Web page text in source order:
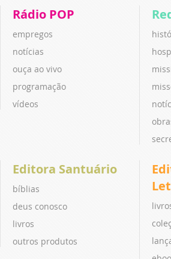
Rádio POP
empregos
notícias
ouça ao vivo
programação
vídeos
Editora Santuário
bíblias
deus conosco
livros
outros produtos